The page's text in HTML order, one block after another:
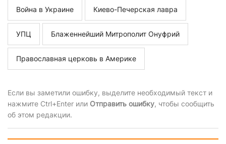
Война в Украине Киево-Печерская лавра
УПЦ Блаженнейший Митрополит Онуфрий
Православная церковь в Америке
Если вы заметили ошибку, выделите необходимый текст и
нажмите Ctrl+Enter или Отправить ошибку, чтобы сообщить
об этом редакции.